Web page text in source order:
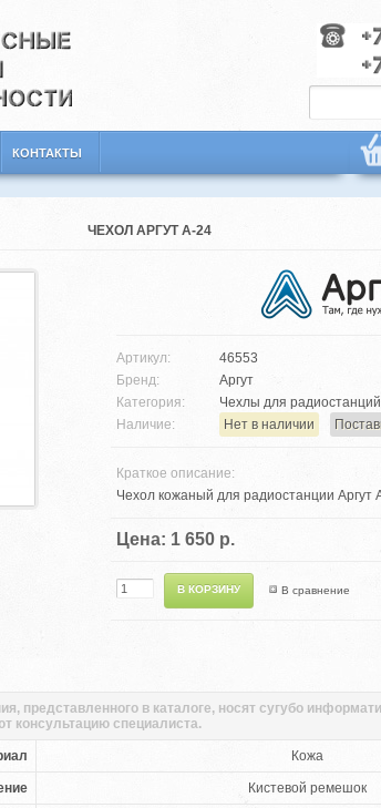
КОНТАКТЫ
ЧЕХОЛ АРГУТ A-24
Артикул:
46553
Бренд:
Аргут
Категория:
Чехлы для радиостанций
Наличие:
Нет в наличии
Краткое описание:
Чехол кожаный для радиостанции Аргут
Цена: 1 650 р.
В сравнение
Кожа
Кистевой ремешок
представленного в каталоге, носят сугубо
консультацию специалиста.